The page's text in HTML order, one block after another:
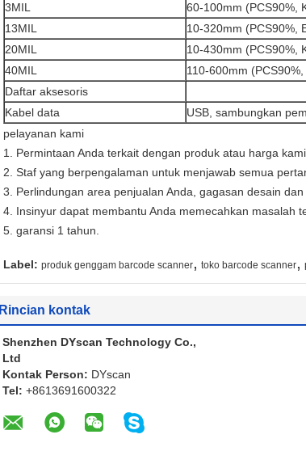
3MIL
60-100mm (PCS90%,
13MIL
10-320mm (PCS90%,
20MIL
10-430mm (PCS90%,
40MIL
110-600mm
Daftar aksesoris
Kabel data
USB, sambungkan
pelayanan kami
1. Permintaan Anda terkait dengan produk atau harga
2. Staf yang berpengalaman untuk menjawab semua
3. Perlindungan area penjualan Anda, gagasan desain
4. Insinyur dapat membantu Anda memecahkan masalah
5. garansi 1 tahun.
Label: produk genggam barcode scanner, toko barcode scanner,
Rincian kontak
Shenzhen DYscan Technology Co.,
Ltd
Kontak Person: DYscan
Tel: +8613691600322